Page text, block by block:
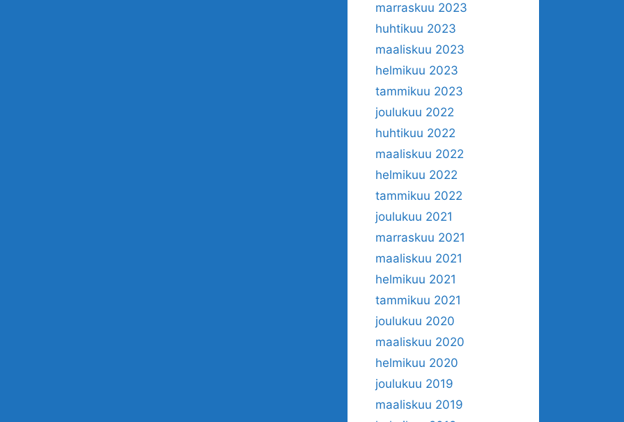
marraskuu 2023
huhtikuu 2023
maaliskuu 2023
helmikuu 2023
tammikuu 2023
joulukuu 2022
huhtikuu 2022
maaliskuu 2022
helmikuu 2022
tammikuu 2022
joulukuu 2021
marraskuu 2021
maaliskuu 2021
helmikuu 2021
tammikuu 2021
joulukuu 2020
maaliskuu 2020
helmikuu 2020
joulukuu 2019
maaliskuu 2019